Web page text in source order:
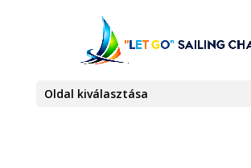
Oldal kiválasztása